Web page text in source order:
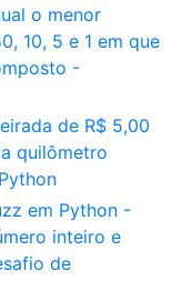
o menor
10, 5 e 1 em que
-
de R$ 5,00
quilômetro
em Python -
inteiro e
de